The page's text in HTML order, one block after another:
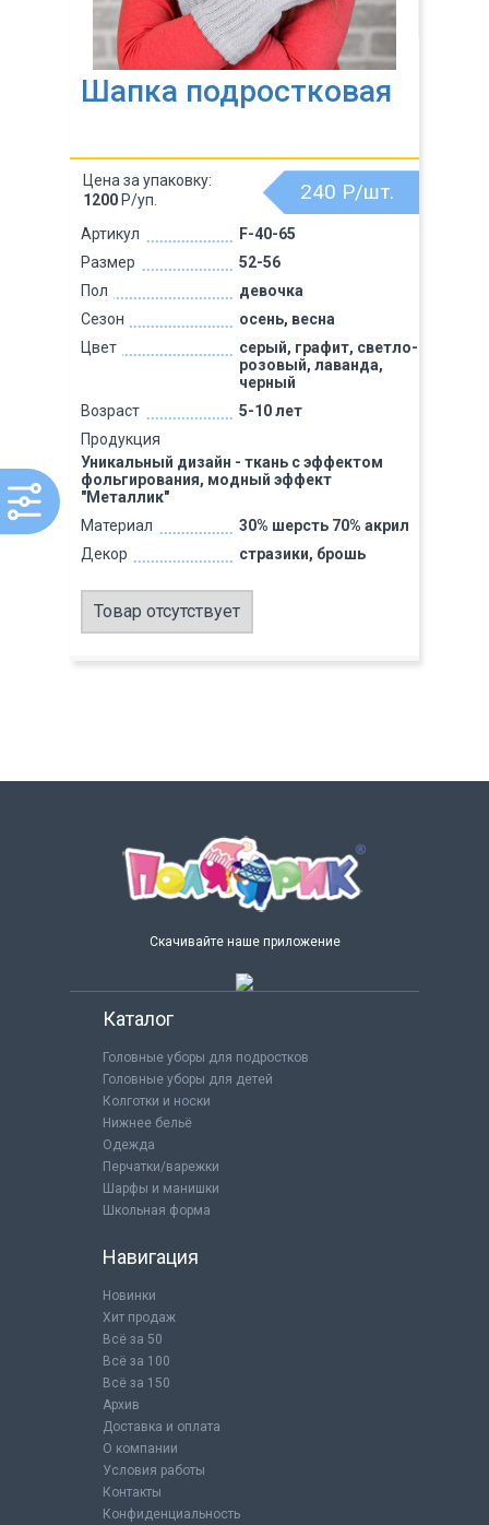
Шапка подростковая
Артикул
F-40-65
Размер
52-56
Пол
девочка
Сезон
осень, весна
Цвет
серый, графит, светло-
розовый, лаванда,
черный
Возраст
5-10 лет
Продукция
Уникальный дизайн - ткань с эффектом
фольгирования, модный эффект
"Металлик"
Материал
30% шерсть 70% акрил
Декор
стразики, брошь
240 Р/шт.
Цена за упаковку:
1200 Р/уп.
Товар отсутствует
Скачивайте наше приложение
Каталог
Головные уборы для подростков
Головные уборы для детей
Колготки и носки
Нижнее бельё
Одежда
Перчатки/варежки
Шарфы и манишки
Школьная форма
Навигация
Новинки
Хит продаж
Всё за 50
Всё за 100
Всё за 150
Архив
Доставка и оплата
О компании
Условия работы
Контакты
Конфиденциальность